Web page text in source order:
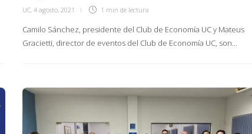
UC, 4 agosto, 2021 1 min de lectura
Camilo Sánchez, presidente del Club de Economía UC y Mateus
Gracietti, director de eventos del Club de Economía UC, son…